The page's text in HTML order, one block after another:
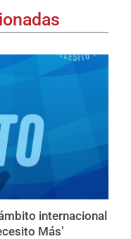
internacional
Más’